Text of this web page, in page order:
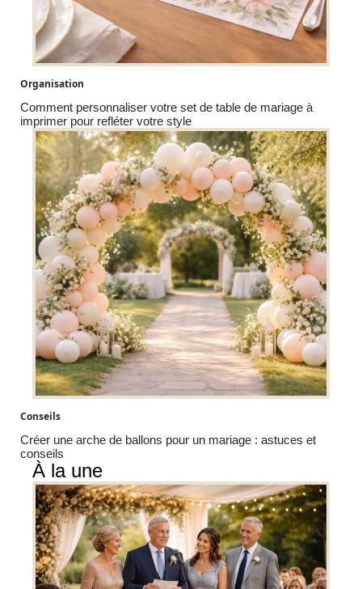
Organisation
Comment personnaliser votre set de table de mariage à
imprimer pour refléter votre style
Conseils
Créer une arche de ballons pour un mariage : astuces et
conseils
À la une